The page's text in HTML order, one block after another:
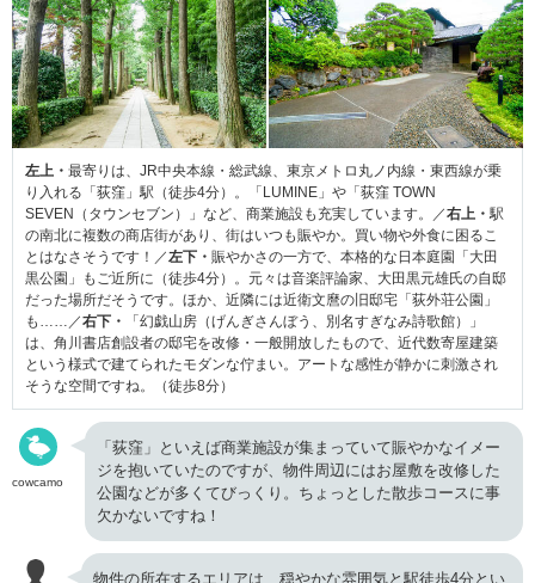
左上・ 最寄りは、JR中央本線・総武線、東京メトロ丸ノ内線・東西線が乗
り入れる「荻窪」駅（徒歩4分）。「LUMINE」や「荻窪 TOWN
SEVEN（タウンセブン）」など、商業施設も充実しています。／右上・駅
の南北に複数の商店街があり、街はいつも賑やか。買い物や外食に困るこ
とはなさそうです！／左下・ 賑やかさの一方で、本格的な日本庭園「大田
黒公園」もご近所に（徒歩4分）。元々は音楽評論家、大田黒元雄氏の自邸
だった場所だそうです。ほか、近隣には近衛文麿の旧邸宅「荻外荘公園」
も……／右下・
「幻戯山房（げんぎさんぼう、別名すぎなみ詩歌館）」
は、角川書店創設者の邸宅を改修・一般開放したもので、近代数寄屋建築
という様式で建てられたモダンな佇まい。アートな感性が静かに刺激され
そうな空間ですね。（徒歩8分）
cowcamo
「荻窪」といえば商業施設が集まっていて賑やかなイメー
ジを抱いていたのですが、物件周辺にはお屋敷を改修した
公園などが多くてびっくり。ちょっとした散歩コースに事
欠かないですね！
物件の所在するエリアは、穏やかな雰囲気と駅徒歩4分とい